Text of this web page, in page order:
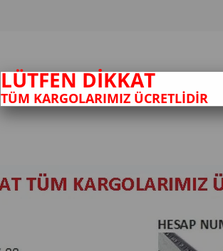
LÜTFEN DİKKAT
TÜM KARGOLARIMIZ ÜCRETLİDİR